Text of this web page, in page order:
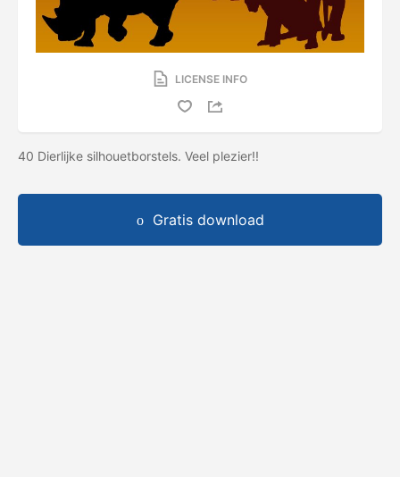
LICENSE INFO
40 Dierlijke silhouetborstels. Veel plezier!!
Gratis download